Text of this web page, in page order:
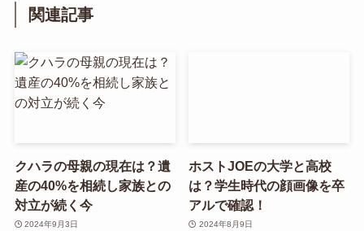
関連記事
クハラの母親の現在は？遺
産の40%を相続し家族との
対立が続く今
2024年9月3日
ホストJOEの大学と高校
は？学生時代の顔画像を卒
アルで確認！
2024年8月9日